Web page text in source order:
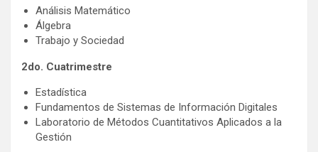
Análisis Matemático
Álgebra
Trabajo y Sociedad
2do. Cuatrimestre
Estadística
Fundamentos de Sistemas de Información Digitales
Laboratorio de Métodos Cuantitativos Aplicados a la
Gestión